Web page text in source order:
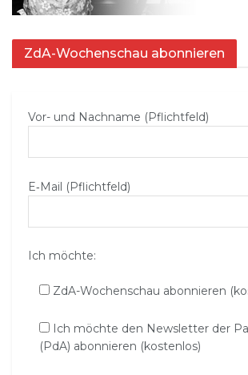
ZdA-Wochenschau abonnieren
Vor- und Nachname (Pflichtfeld)
E‑Mail (Pflichtfeld)
Ich möchte:
ZdA-Wochenschau abonnieren
Ich möchte den Newsletter der
(PdA) abonnieren (kostenlos)